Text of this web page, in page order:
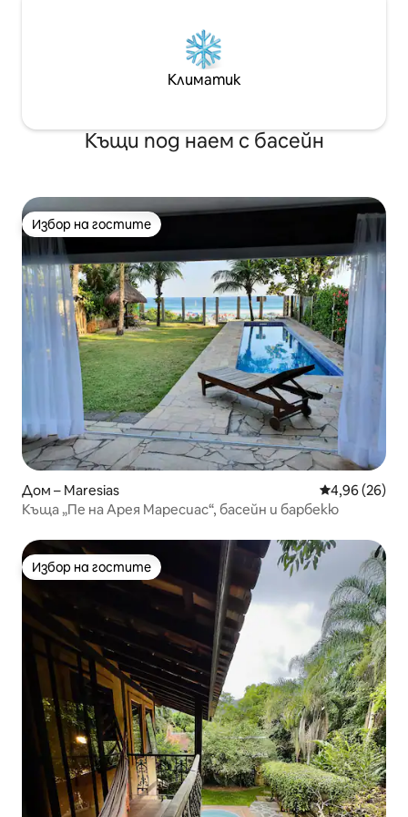
Климатик
Къщи под наем с басейн
Избор на гостите
Избор на гостите
Дом – Maresias Средна
4,96 (26)
Къща „Пе на Арея Маресиас“, басейн и барбекю
Избор на гостите
Избор на гостите